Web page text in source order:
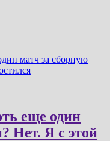
матч за сборную
еще один
Нет. Я с этой